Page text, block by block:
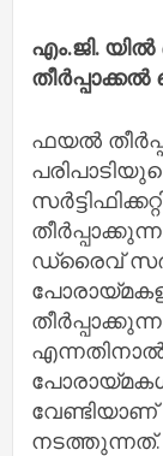
എം.ജി. യിൽ
ഫയൽ
ഡ്രൈവ്
നടത്തുന്നത്.